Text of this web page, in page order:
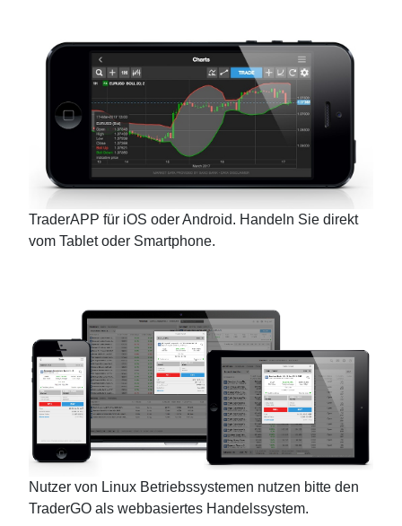
TraderAPP für iOS oder Android. Handeln Sie direkt
vom Tablet oder Smartphone.
Nutzer von Linux Betriebssystemen nutzen bitte den
TraderGO als webbasiertes Handelssystem.